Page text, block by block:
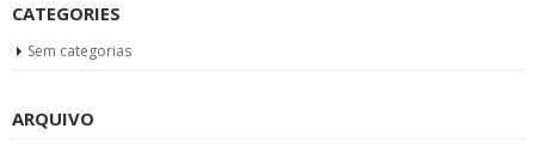
CATEGORIES
Sem categorias
ARQUIVO